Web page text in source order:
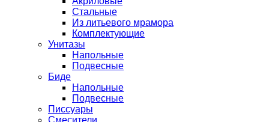
Стальные
Из литьевого мрамора
Комплектующие
Унитазы
Напольные
Подвесные
Биде
Напольные
Подвесные
Писсуары